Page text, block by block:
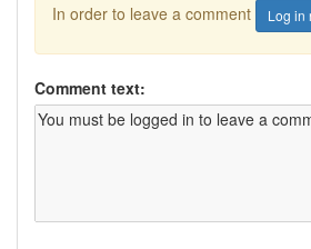
In order to leave a comment Log in
Comment text: